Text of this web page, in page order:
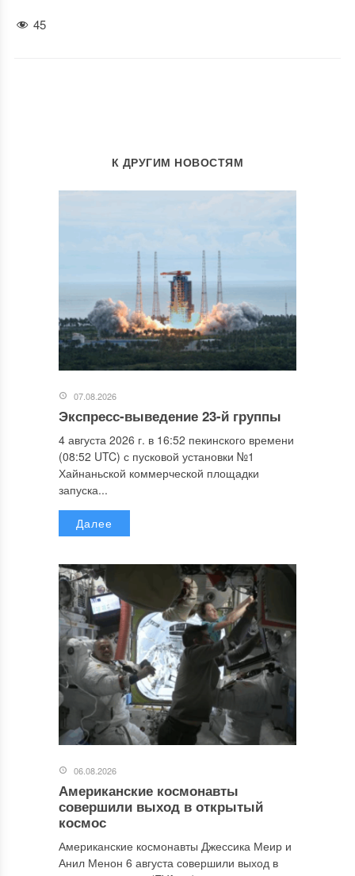
45
К ДРУГИМ НОВОСТЯМ
07.08.2026
Экспресс-выведение 23-й группы
4 августа 2026 г. в 16:52 пекинского времени
(08:52 UTC) с пусковой установки №1
Хайнаньской коммерческой площадки
запуска...
Далее
06.08.2026
Американские космонавты
совершили выход в открытый
космос
Американские космонавты Джессика Меир и
Анил Менон 6 августа совершили выход в